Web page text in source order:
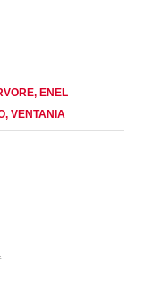
, ENEL
, VENTANIA